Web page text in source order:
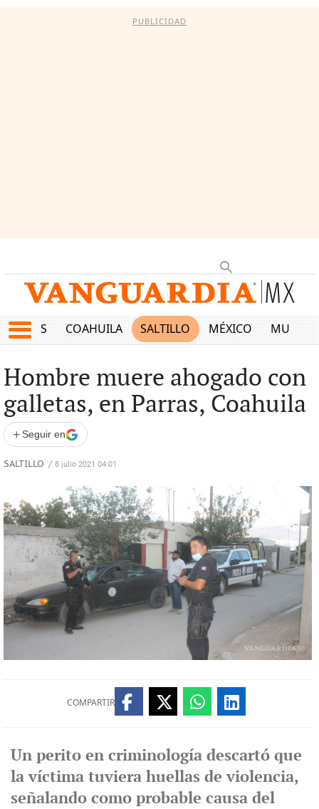
PUBLICIDAD
JUEGOS COAHUILA SALTILLO MÉXICO MUNDO
Hombre muere ahogado con
galletas, en Parras, Coahuila
+ Seguir en
SALTILLO / 8 julio 2021 04:01
COMPARTIR
Un perito en criminología descartó que
la víctima tuviera huellas de violencia,
señalando como probable causa del